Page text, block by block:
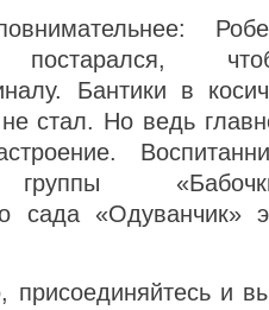
Бантики в
стал. Но ведь
группы
сада «Одуванчик»
присоединяйтесь и